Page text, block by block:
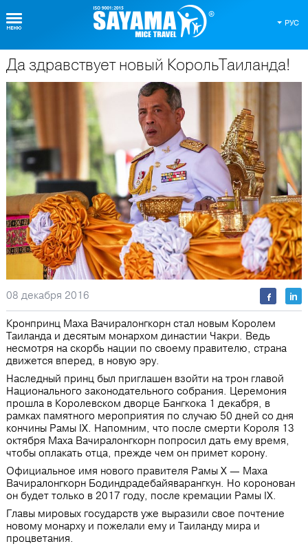
РУС
О Таиланде
Да здравствует новый КорольТаиланда!
08 декабря 2016
Кронпринц Маха Вачиралонгкорн стал новым Королем
Таиланда и десятым монархом династии Чакри. Ведь
несмотря на скорбь нации по своему правителю, страна
движется вперед, в новую эру.
Наследный принц был приглашен взойти на трон главой
Национального законодательного собрания. Церемония
прошла в Королевском дворце Бангкока 1 декабря, в
рамках памятного мероприятия по случаю 50 дней со дня
кончины Рамы IХ. Напомним, что после смерти Короля 13
октября Маха Вачиралонгкорн попросил дать ему время,
чтобы оплакать отца, прежде чем он примет корону.
Официальное имя нового правителя Рамы Х — Маха
Вачиралонгкорн Бодиндрадебайяварангкун. Но коронован
он будет только в 2017 году, после кремации Рамы IX.
Главы мировых государств уже выразили свое почтение
новому монарху и пожелали ему и Таиланду мира и
процветания.